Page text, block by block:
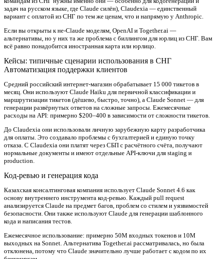
задач на русском языке, где Claude силён), Claudexia — единственный
вариант с оплатой из СНГ по тем же ценам, что и напрямую у Anthropic.
Если вы открыты к не-Claude моделям, OpenAI и Together.ai —
альтернативы, но у них та же проблема с биллингом для юрлиц из СНГ. Вам
всё равно понадобится иностранная карта или юрлицо.
Кейсы: типичные сценарии использования в СНГ
Автоматизация поддержки клиентов
Средний российский интернет-магазин обрабатывает 15 000 тикетов в
месяц. Они используют Claude Haiku для первичной классификации и
маршрутизации тикетов (дёшево, быстро, точно), а Claude Sonnet — для
генерации развёрнутых ответов на сложные запросы. Ежемесячные
расходы на API: примерно $200–400 в зависимости от сложности тикетов.
До Claudexia они использовали личную зарубежную карту разработчика
для оплаты. Это создавало проблемы с бухгалтерией и единую точку
отказа. С Claudexia они платят через СБП с расчётного счёта, получают
нормальные документы и имеют отдельные API-ключи для staging и
production.
Код-ревью и генерация кода
Казахская консалтинговая компания использует Claude Sonnet 4.6 как
основу внутреннего инструмента код-ревью. Каждый pull request
анализируется Claude на предмет багов, проблем со стилем и уязвимостей
безопасности. Они также используют Claude для генерации шаблонного
кода и написания тестов.
Ежемесячное использование: примерно 50M входных токенов и 10M
выходных на Sonnet. Альтернатива Together.ai рассматривалась, но была
отклонена, потому что Claude значительно лучше работает с кодом по их